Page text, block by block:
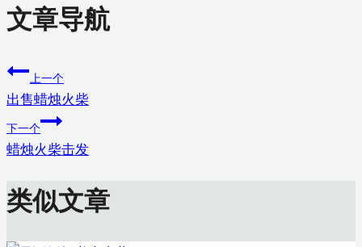
文章导航
上一个
出售蜡烛火柴
下一个
蜡烛火柴击发
类似文章